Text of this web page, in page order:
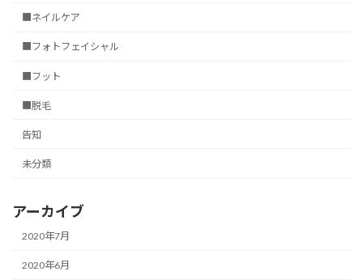
■ネイルケア
■フォトフェイシャル
■フット
■脱毛
告知
未分類
アーカイブ
2020年7月
2020年6月